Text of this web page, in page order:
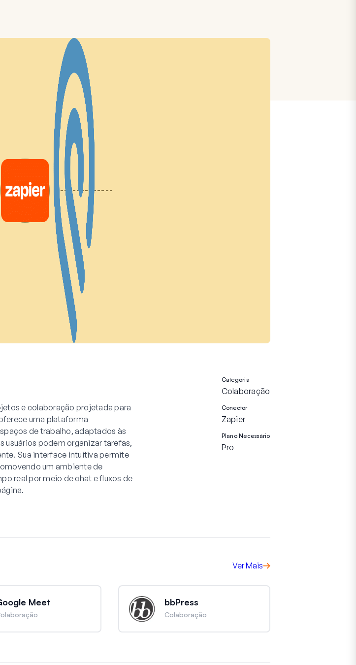
e colaboração projetada para
uma plataforma
de trabalho, adaptados às
usuários podem organizar tarefas,
Sua interface intuitiva permite
um ambiente de
real por meio de chat e fluxos de
Categoria
Colaboração
Conector
Zapier
Plano Necessário
Pro
Ver Mais
Meet bbPress
Colaboração